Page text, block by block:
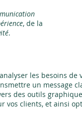
, de la
.
les besoins de
un message
des outils
vos clients, et ainsi